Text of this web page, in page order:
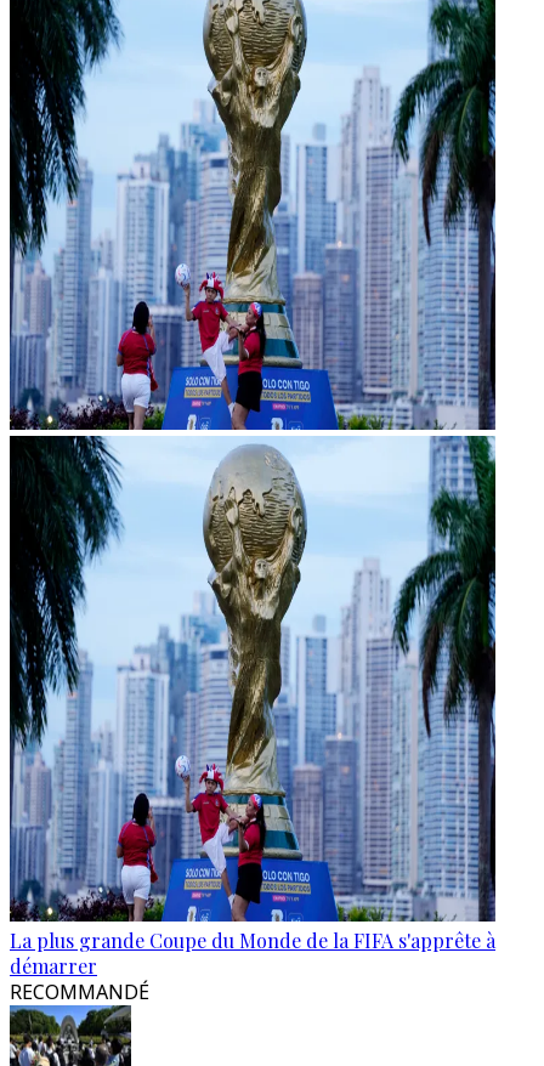
La plus grande Coupe du Monde de la FIFA s'apprête à
démarrer
RECOMMANDÉ